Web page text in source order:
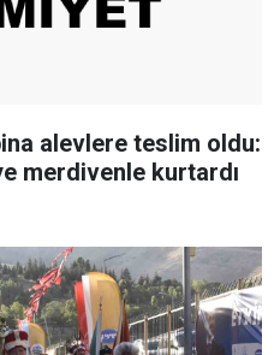
alevlere teslim oldu:
merdivenle kurtardı